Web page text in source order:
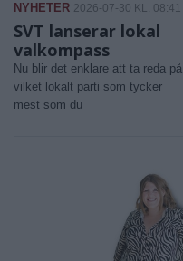
NYHETER 2026-07-30 KL. 08:41
SVT lanserar lokal
valkompass
Nu blir det enklare att ta reda på
vilket lokalt parti som tycker
mest som du